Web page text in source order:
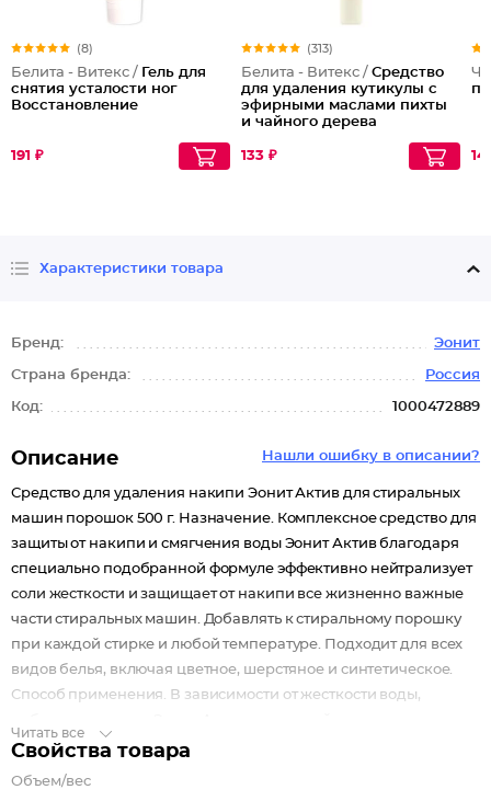
(8)
Белита - Витекс / Гель для
снятия усталости ног
Восстановление
191 ₽
(313)
Белита - Витекс / Средство
для удаления кутикулы с
эфирными маслами пихты
и чайного дерева
133 ₽
Характеристики товара
Бренд: Эонит
Страна бренда: Россия
Код: 1000472889
Нашли ошибку в описании?
Описание
Средство для удаления накипи Эонит Актив для стиральных
машин порошок 500 г. Назначение. Комплексное средство для
защиты от накипи и смягчения воды Эонит Актив благодаря
специально подобранной формуле эффективно нейтрализует
соли жесткости и защищает от накипи все жизненно важные
части стиральных машин. Добавлять к стиральному порошку
при каждой стирке и любой температуре. Подходит для всех
видов белья, включая цветное, шерстяное и синтетическое.
Способ применения. В зависимости от жесткости воды,
распределительный отсек поверх стирального порошка.
Применять при каждой стирке. Меры предосторожности
Читать все
Свойства товара
Объем/вес